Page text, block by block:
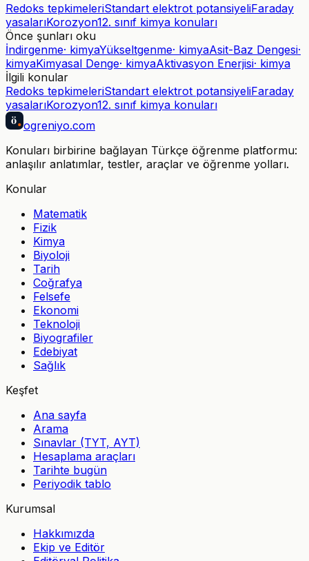
Redoks tepkimeleriStandart elektrot potansiyeliFaraday
yasalarıKorozyon12. sınıf kimya konuları
Önce şunları oku
İndirgenme· kimyaYükseltgenme· kimyaAsit-Baz Dengesi·
kimyaKimyasal Denge· kimyaAktivasyon Enerjisi· kimya
İlgili konular
Redoks tepkimeleriStandart elektrot potansiyeliFaraday
yasalarıKorozyon12. sınıf kimya konuları
ö ogreniyo.com
Konuları birbirine bağlayan Türkçe öğrenme platformu:
anlaşılır anlatımlar, testler, araçlar ve öğrenme yolları.
Konular
Matematik
Fizik
Kimya
Biyoloji
Tarih
Coğrafya
Felsefe
Ekonomi
Teknoloji
Biyografiler
Edebiyat
Sağlık
Keşfet
Ana sayfa
Arama
Sınavlar (TYT, AYT)
Hesaplama araçları
Tarihte bugün
Periyodik tablo
Kurumsal
Hakkımızda
Ekip ve Editör